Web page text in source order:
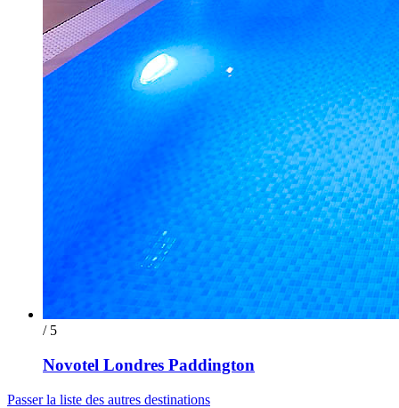
/ 5
Novotel Londres Paddington
Passer la liste des autres destinations